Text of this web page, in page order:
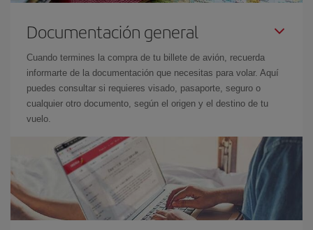
Documentación general
Cuando termines la compra de tu billete de avión, recuerda
informarte de la documentación que necesitas para volar. Aquí
puedes consultar si requieres visado, pasaporte, seguro o
cualquier otro documento, según el origen y el destino de tu
vuelo.